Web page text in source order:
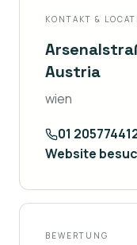
KONTAKT &
Austria
wien
01
Website
BEWERTUNG